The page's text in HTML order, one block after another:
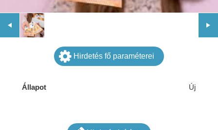
Hirdetés fő paraméterei
Állapot Új